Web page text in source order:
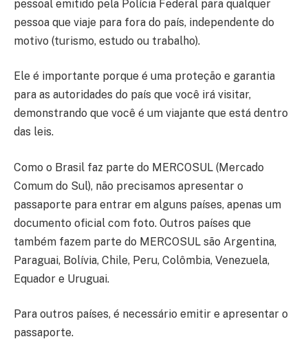
pessoal emitido pela Polícia Federal para qualquer
pessoa que viaje para fora do país, independente do
motivo (turismo, estudo ou trabalho).
Ele é importante porque é uma proteção e garantia
para as autoridades do país que você irá visitar,
demonstrando que você é um viajante que está dentro
das leis.
Como o Brasil faz parte do MERCOSUL (Mercado
Comum do Sul), não precisamos apresentar o
passaporte para entrar em alguns países, apenas um
documento oficial com foto. Outros países que
também fazem parte do MERCOSUL são Argentina,
Paraguai, Bolívia, Chile, Peru, Colômbia, Venezuela,
Equador e Uruguai.
Para outros países, é necessário emitir e apresentar o
passaporte.